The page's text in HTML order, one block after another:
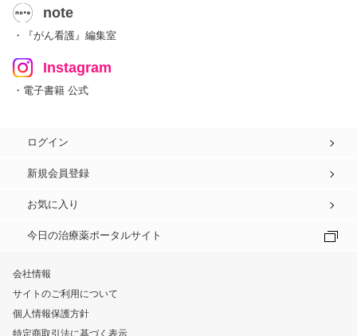
note
・『がん看護』編集室
Instagram
・電子書籍 公式
ログイン
新規会員登録
お気に入り
今日の治療薬ポータルサイト
会社情報
サイトのご利用について
個人情報保護方針
特定商取引法に基づく表示